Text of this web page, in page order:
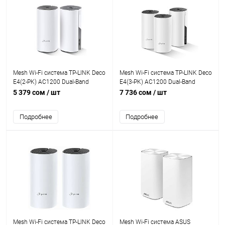
Mesh Wi-Fi система TP-LINK Deco
E4(2-PK) AC1200 Dual-Band
867Mb/s 5GHz+300Mb/s 2.4GHz,
antennas, MU-MIMO, Parental
Control
5 379 сом / шт
Подробнее
Mesh Wi-Fi система TP-LINK Deco
E4(3-PK) AC1200 Dual-Band
867Mb/s 5GHz+300Mb/s 2.4GHz,
antennas, Beamforming, MU-MIMO
7 736 сом / шт
Подробнее
Mesh Wi-Fi система TP-LINK Deco
Mesh Wi-Fi система ASUS